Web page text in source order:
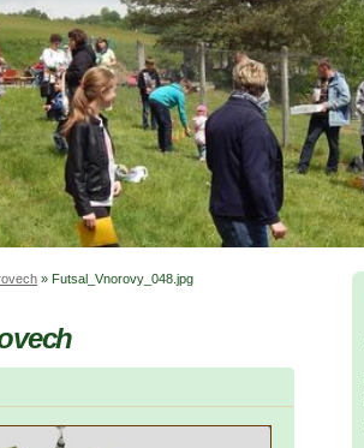
» Futsal_Vnorovy_048.jpg